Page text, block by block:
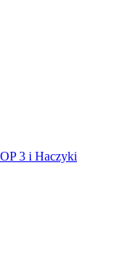
3 i Haczyki